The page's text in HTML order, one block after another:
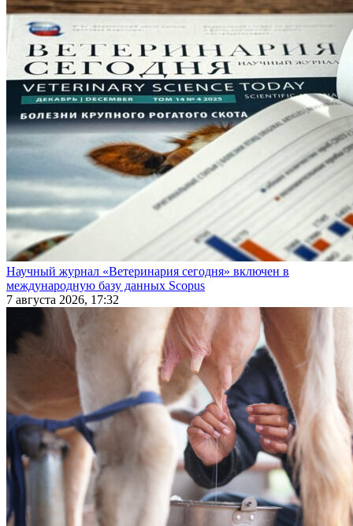
Научный журнал «Ветеринария сегодня» включен в
международную базу данных Scopus
7 августа 2026, 17:32